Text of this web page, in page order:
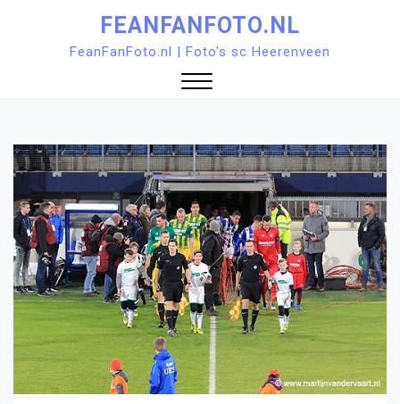
FEANFANFOTO.NL
FeanFanFoto.nl | Foto's sc Heerenveen